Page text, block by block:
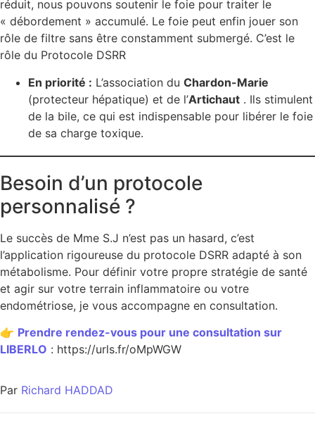
réduit, nous pouvons soutenir le foie pour traiter le
« débordement » accumulé. Le foie peut enfin jouer son
rôle de filtre sans être constamment submergé. C’est le
rôle du Protocole DSRR
En priorité : L’association du Chardon-Marie
(protecteur hépatique) et de l’Artichaut . Ils stimulent
de la bile, ce qui est indispensable pour libérer le foie
de sa charge toxique.
Besoin d’un protocole
personnalisé ?
Le succès de Mme S.J n’est pas un hasard, c’est
l’application rigoureuse du protocole DSRR adapté à son
métabolisme. Pour définir votre propre stratégie de santé
et agir sur votre terrain inflammatoire ou votre
endométriose, je vous accompagne en consultation.
👉 Prendre rendez-vous pour une consultation sur
LIBERLO : https://urls.fr/oMpWGW
Par Richard HADDAD